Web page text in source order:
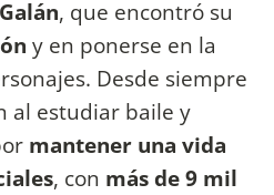
, que encontró su
y en ponerse en la
Desde siempre
al estudiar baile y
mantener una vida
, con más de 9 mil